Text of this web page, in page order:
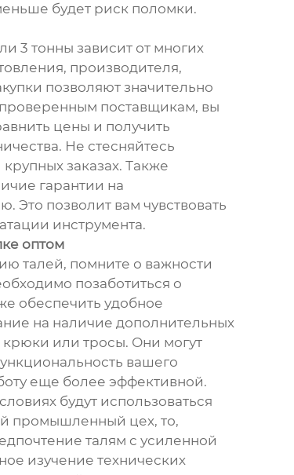
будет риск поломки.
3 тонны зависит от многих
производителя,
позволяют значительно
поставщикам, вы
цены и получить
Не стесняйтесь
заказах. Также
гарантии на
Это позволит вам чувствовать
инструмента.
оптом
талей, помните о важности
позаботиться о
обеспечить удобное
на наличие дополнительных
или тросы. Они могут
вашего
еще более эффективной.
будут использоваться
промышленный цех, то,
талям с усиленной
изучение технических